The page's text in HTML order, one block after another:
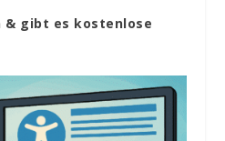
& gibt es kostenlose